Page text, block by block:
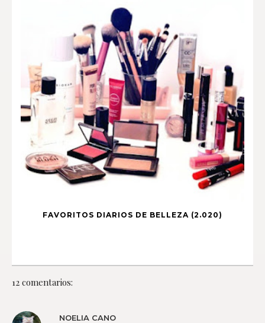
FAVORITOS DIARIOS DE BELLEZA (2.020)
12 comentarios:
NOELIA CANO